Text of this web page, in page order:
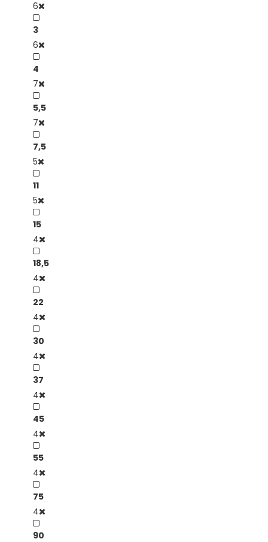
6
3
6
4
7
5,5
7
7,5
5
11
5
15
4
18,5
4
22
4
30
4
37
4
45
4
55
4
75
4
90